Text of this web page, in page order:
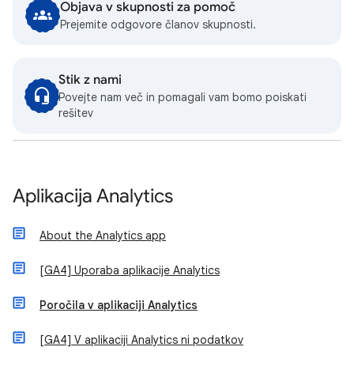
Objava v skupnosti za pomoč
Prejemite odgovore članov skupnosti.
Stik z nami
Povejte nam več in pomagali vam bomo poiskati
rešitev
Aplikacija Analytics
About the Analytics app
[GA4] Uporaba aplikacije Analytics
Poročila v aplikaciji Analytics
[GA4] V aplikaciji Analytics ni podatkov